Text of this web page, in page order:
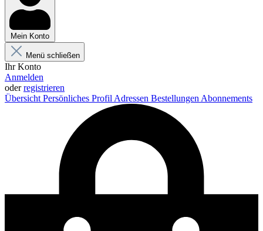
Mein Konto
Menü schließen
Ihr Konto
Anmelden
oderregistrieren
Übersicht Persönliches Profil Adressen Bestellungen Abonnements